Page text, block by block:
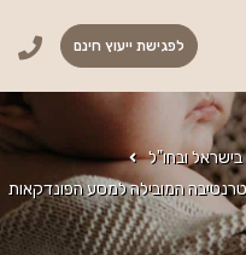
לפגישת ייעוץ חינם
ובחו"ל
המובילה למסע הפונדקאות